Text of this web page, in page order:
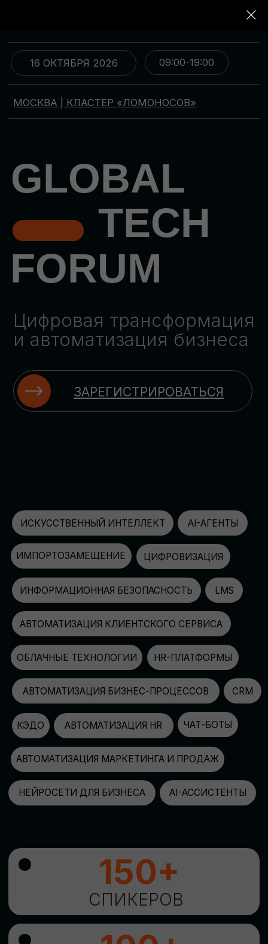
МОСКВА | КЛАСТЕР «ЛОМОНОСОВ»
GLOBAL
TECH
FORUM
Цифровая трансформация
и автоматизация бизнеса
ЗАРЕГИСТРИРОВАТЬСЯ
09:00-19:00
16 ОКТЯБРЯ 2026
ИСКУССТВЕННЫЙ ИНТЕЛЛЕКТ
НЕЙРОСЕТИ ДЛЯ БИЗНЕСА
КЭДО
ЦИФРОВИЗАЦИЯ
АВТОМАТИЗАЦИЯ HR
АВТОМАТИЗАЦИЯ МАРКЕТИНГА И ПРОДАЖ
AI-АССИСТЕНТЫ
ЧАТ-БОТЫ
ИМПОРТОЗАМЕЩЕНИЕ
СПИКЕРОВ
150+
ПАРТНЕРОВ
100+
УЧАСТНИКОВ
2500+
GLOBAL TECH FORUM –
ИЗУЧЕНИЯНОВЫХ
ТЕХНОЛОГИЙИ
СТРАТЕГИЧЕСКИХ
ПОДХОДОВ К ЦИФРОВОЙ
ТРАНСФОРМАЦИИ
БИЗНЕСА